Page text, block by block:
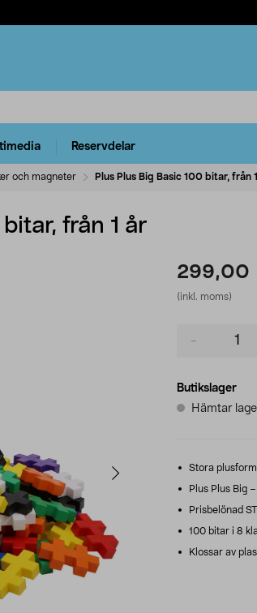
Reservdelar
och magneter Plus Plus Big Basic 100 bitar, från
från 1 år
299,00
(inkl. moms)
Butikslager
Hämtar
Stora
Plus Plus Big
Prisbelönad
100 bitar i 8
Klossar av